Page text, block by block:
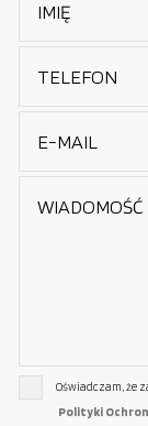
Oświadczam, że
Polityki